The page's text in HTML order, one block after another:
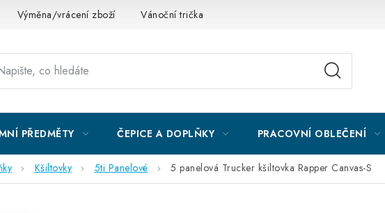
Výměna/vrácení zboží Vánoční trička
PŘEDMĚTY ČEPICE A DOPLŇKY PRACOVNÍ OBLEČENÍ
Kšiltovky 5ti Panelové 5 panelová Trucker kšiltovka Rapper Canvas-S